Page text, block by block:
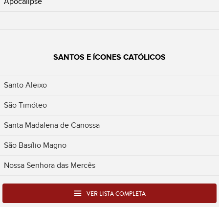
SANTOS E ÍCONES CATÓLICOS
Santo Aleixo
São Timóteo
Santa Madalena de Canossa
São Basílio Magno
Nossa Senhora das Mercês
VER LISTA COMPLETA